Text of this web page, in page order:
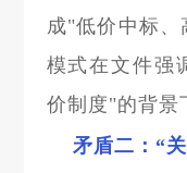
成"低价中标、
模式在文件强
价制度"的背景
矛盾二：“